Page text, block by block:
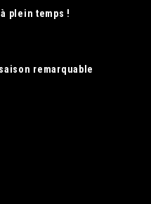
plein temps !
remarquable